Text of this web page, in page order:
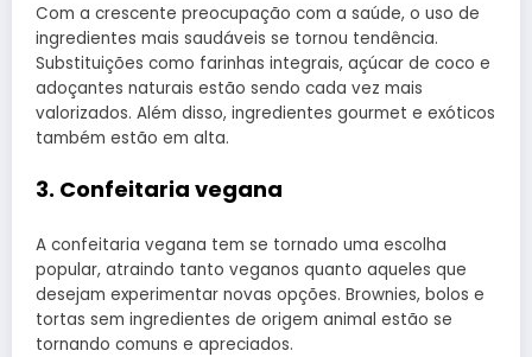
Com a crescente preocupação com a saúde, o uso de
ingredientes mais saudáveis se tornou tendência.
Substituições como farinhas integrais, açúcar de coco e
adoçantes naturais estão sendo cada vez mais
valorizados. Além disso, ingredientes gourmet e exóticos
também estão em alta.
3. Confeitaria vegana
A confeitaria vegana tem se tornado uma escolha
popular, atraindo tanto veganos quanto aqueles que
desejam experimentar novas opções. Brownies, bolos e
tortas sem ingredientes de origem animal estão se
tornando comuns e apreciados.